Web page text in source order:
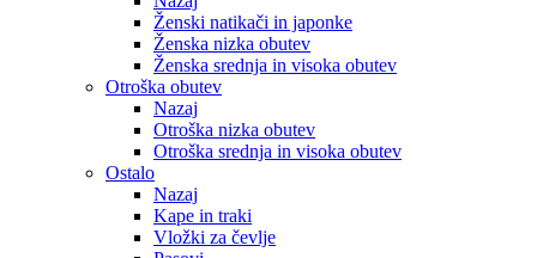
Ženski natikači in japonke
Ženska nizka obutev
Ženska srednja in visoka obutev
Otroška obutev
Nazaj
Otroška nizka obutev
Otroška srednja in visoka obutev
Ostalo
Nazaj
Kape in traki
Vložki za čevlje